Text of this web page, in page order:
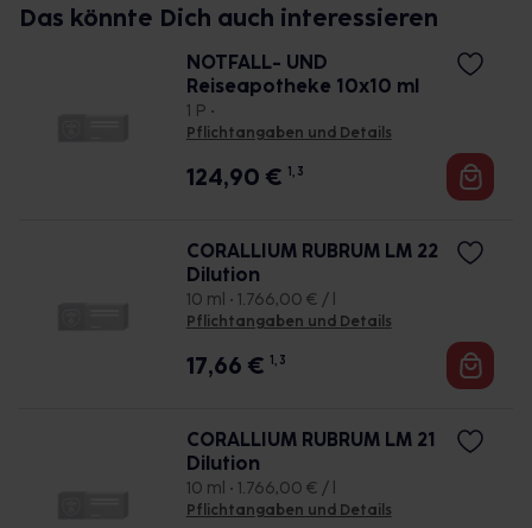
Das könnte Dich auch interessieren
NOTFALL- UND
Reiseapotheke 10x10 ml
1 P •
Pflichtangaben und Details
124,90 € 1, 3
CORALLIUM RUBRUM LM 22
Dilution
10 ml • 1.766,00 € / l
Pflichtangaben und Details
17,66 € 1, 3
CORALLIUM RUBRUM LM 21
Dilution
10 ml • 1.766,00 € / l
Pflichtangaben und Details